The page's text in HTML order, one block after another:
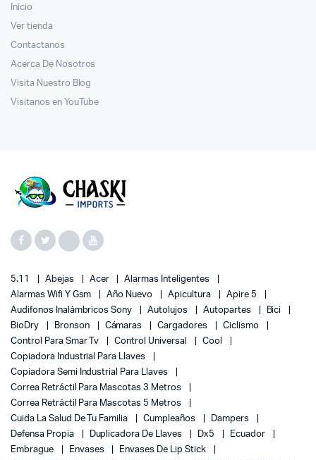
Inicio
Ver tienda
Contactanos
Acerca De Nosotros
Visita Nuestro Blog
Visitanos en YouTube
5.11 Abejas Acer
Alarmas Inteligentes
Alarmas Wifi Y Gsm
Año Nuevo Apicultura
Apire 5
Audifonos Inalámbricos Sony
Autolujos Autopartes
Bici
BioDry
Bronson Cámaras Cargadores
Ciclismo
Control Para Smar Tv
Control Universal
Cool
Copiadora Industrial Para Llaves
Copiadora Semi Industrial Para Llaves
Correa Retráctil Para Mascotas 3 Metros
Correa Retráctil Para Mascotas 5 Metros
Cuida La Salud De Tu Familia
Cumpleaños
Dampers
Defensa Propia
Duplicadora De Llaves Dx5
Ecuador
Embrague
Envases
Envases De Lip Stick